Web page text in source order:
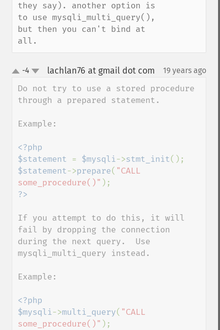
they say). another option is
to use mysqli_multi_query(),
but then you can't bind at
all.
up-4 lachlan76 at gmail dot com 19 years ago
Do not try to use a stored procedure
through a prepared statement.
Example:
<?php
$statement = $mysqli->stmt_init
$statement->prepare( "CALL
some_procedure()"
If you attempt to do this, it will
fail by dropping the connection
during the next query.  Use
mysqli_multi_query instead.
Example:
<?php
$mysqli->multi_query( "CALL
some_procedure()" );